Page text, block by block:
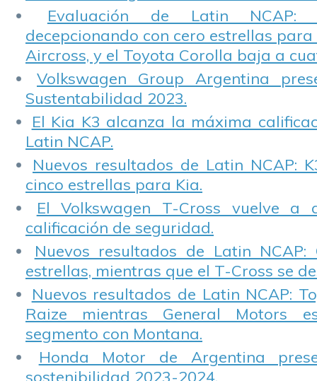
Evaluación de Latin NCAP:
decepcionando con cero estrellas para
Aircross, y el Toyota Corolla baja a
Volkswagen Group Argentina
Sustentabilidad 2023.
El Kia K3 alcanza la máxima
Latin NCAP.
Nuevos resultados de Latin NCAP:
cinco estrellas para Kia.
El Volkswagen T-Cross vuelve a
calificación de seguridad.
Nuevos resultados de Latin NCAP:
estrellas, mientras que el T-Cross se
Nuevos resultados de Latin NCAP:
Raize mientras General Motors
segmento con Montana.
Honda Motor de Argentina
sostenibilidad 2023-2024.